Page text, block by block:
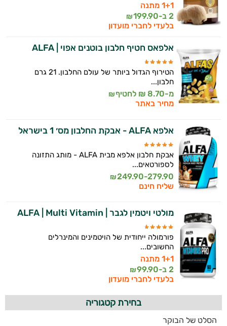
1+1 מתנה
2 ב-
199.90
₪
בלעדי לחברי מועדון
אלפאס חטיף חלבון בוטנים אפוי | ALFA
הטירוף הגדול ביותר של עולם החלבון. 21 גרם
חלבון...
מ-8.70 ₪ לחטיף ₪
מחיר באתר
אלפא ALFA - אבקת החלבון מס׳ 1 בישראל
אבקת חלבון אלפא מבית ALFA - מותג התזונה
לספורטאים...
249.90-279.90
₪
שליח חינם
מולטי ויטמין לגבר | ALFA | Multi Vitamin
פורמולה ייחודית של הויטמינים והמינרלים
החשובים...
1+1 מתנה
2 ב-
99.90
₪
בלעדי לחברי מועדון
בחירת קטגוריה
הסלט של הבוקר